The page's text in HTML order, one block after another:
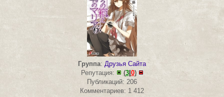
Группа: Друзья Сайта
Репутация:
(3| 0)
Публикаций: 206
Комментариев: 1 412